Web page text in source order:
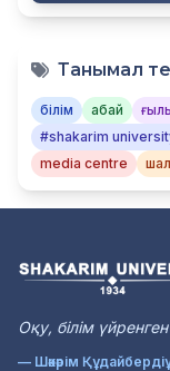
Танымал
білім абай
#shakarim
media centre
Оқу, білім
— Шәкәрім